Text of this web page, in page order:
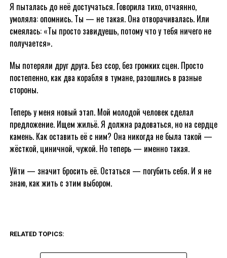
Я пыталась до неё достучаться. Говорила тихо, отчаянно,
умоляла: опомнись. Ты — не такая. Она отворачивалась. Или
смеялась: «Ты просто завидуешь, потому что у тебя ничего не
получается».
Мы потеряли друг друга. Без ссор, без громких сцен. Просто
постепенно, как два корабля в тумане, разошлись в разные
стороны.
Теперь у меня новый этап. Мой молодой человек сделал
предложение. Ищем жильё. Я должна радоваться, но на сердце
камень. Как оставить её с ним? Она никогда не была такой —
жёсткой, циничной, чужой. Но теперь — именно такая.
Уйти — значит бросить её. Остаться — погубить себя. И я не
знаю, как жить с этим выбором.
RELATED TOPICS: